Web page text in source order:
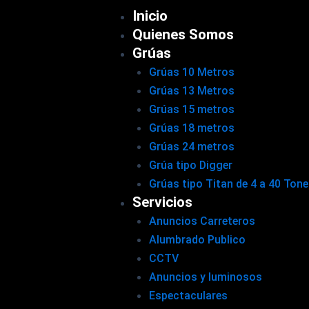
Inicio
Quienes Somos
Grúas
Grúas 10 Metros
Grúas 13 Metros
Grúas 15 metros
Grúas 18 metros
Grúas 24 metros
Grúa tipo Digger
Grúas tipo Titan de 4 a 40
Servicios
Anuncios Carreteros
Alumbrado Publico
CCTV
Anuncios y luminosos
Espectaculares